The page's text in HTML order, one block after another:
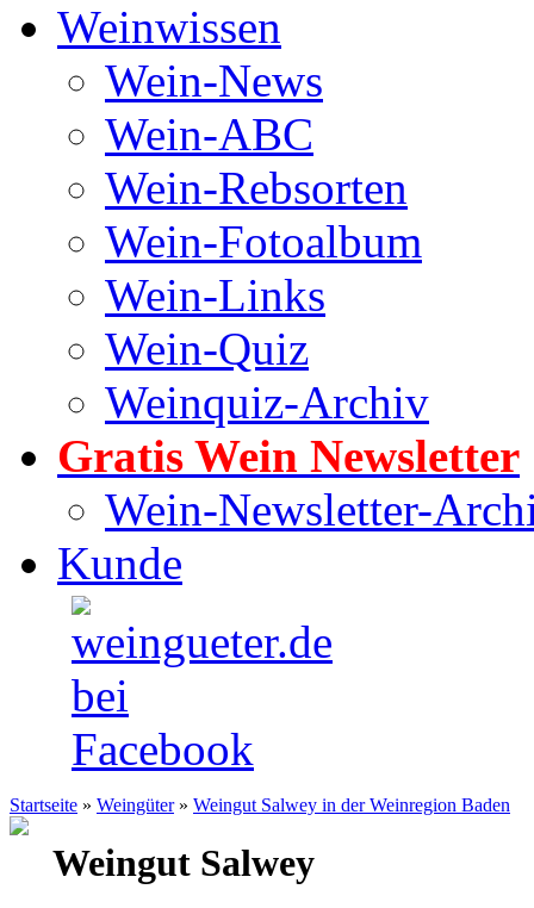
Weinwissen
Wein-News
Wein-ABC
Wein-Rebsorten
Wein-Fotoalbum
Wein-Links
Wein-Quiz
Weinquiz-Archiv
Gratis Wein Newsletter
Wein-Newsletter-
Kunde
Startseite » Weingüter » Weingut Salwey in der Weinregion Baden
Weingut Salwey